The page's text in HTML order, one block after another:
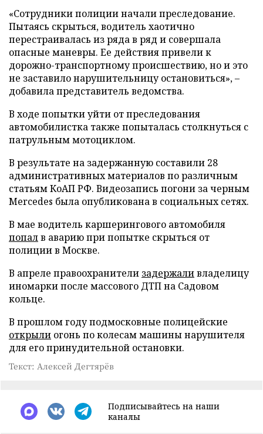
«Сотрудники полиции начали преследование.
Пытаясь скрыться, водитель хаотично
перестраивалась из ряда в ряд и совершала
опасные маневры. Ее действия привели к
дорожно-транспортному происшествию, но и это
не заставило нарушительницу остановиться», –
добавила представитель ведомства.
В ходе попытки уйти от преследования
автомобилистка также попыталась столкнуться с
патрульным мотоциклом.
В результате на задержанную составили 28
административных материалов по различным
статьям КоАП РФ. Видеозапись погони за черным
Mercedes была опубликована в социальных сетях.
В мае водитель каршерингового автомобиля
попалв аварию при попытке скрыться от
полиции в Москве.
В апреле правоохранители задержаливладелицу
иномарки после массового ДТП на Садовом
кольце.
В прошлом году подмосковные полицейские
открыли огонь по колесам машины нарушителя
для его принудительной остановки.
Текст: Алексей Дегтярёв
Подписывайтесь на наши
каналы